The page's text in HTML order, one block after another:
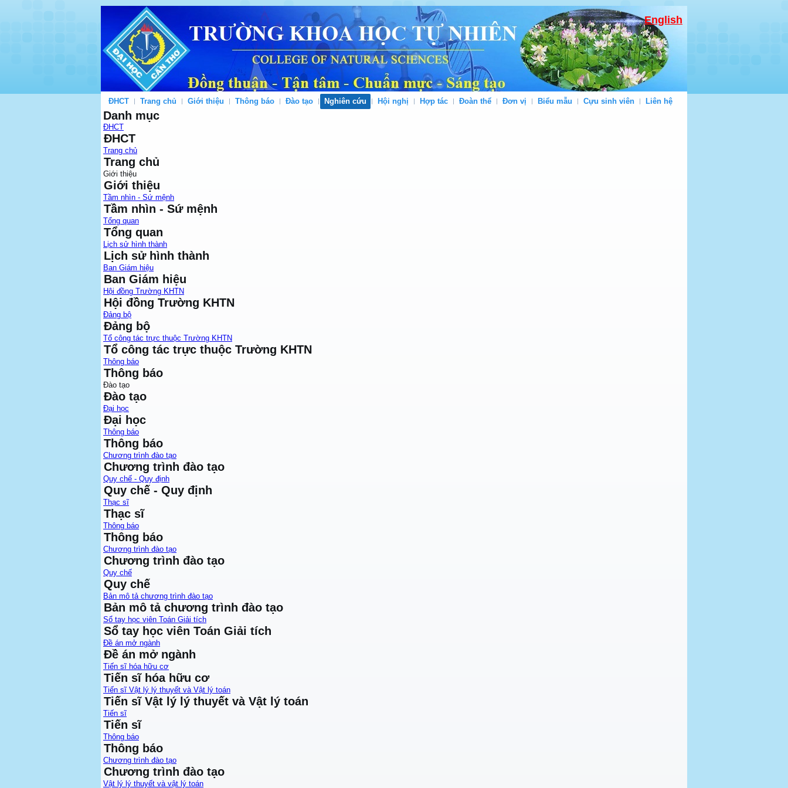
English
ĐHCT Trang chủ Giới thiệu Thông báo Đào tạo Nghiên cứu Hội nghị Hợp tác Đoàn thể Đơn vị Biểu mẫu Cựu sinh viên Liên hệ
Danh mục
ĐHCT
ĐHCT
Trang chủ
Trang chủ
Giới thiệu
Giới thiệu
Tầm nhìn - Sứ mệnh
Tầm nhìn - Sứ mệnh
Tổng quan
Tổng quan
Lịch sử hình thành
Lịch sử hình thành
Ban Giám hiệu
Ban Giám hiệu
Hội đồng Trường KHTN
Hội đồng Trường KHTN
Đảng bộ
Đảng bộ
Tổ công tác trực thuộc Trường KHTN
Tổ công tác trực thuộc Trường KHTN
Thông báo
Thông báo
Đào tạo
Đào tạo
Đại học
Đại học
Thông báo
Thông báo
Chương trình đào tạo
Chương trình đào tạo
Quy chế - Quy định
Quy chế - Quy định
Thạc sĩ
Thạc sĩ
Thông báo
Thông báo
Chương trình đào tạo
Chương trình đào tạo
Quy chế
Quy chế
Bản mô tả chương trình đào tạo
Bản mô tả chương trình đào tạo
Sổ tay học viên Toán Giải tích
Sổ tay học viên Toán Giải tích
Đề án mở ngành
Đề án mở ngành
Tiến sĩ hóa hữu cơ
Tiến sĩ hóa hữu cơ
Tiến sĩ Vật lý lý thuyết và Vật lý toán
Tiến sĩ Vật lý lý thuyết và Vật lý toán
Tiến sĩ
Tiến sĩ
Thông báo
Thông báo
Chương trình đào tạo
Chương trình đào tạo
Vật lý lý thuyết và vật lý toán